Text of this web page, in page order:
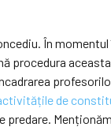
În momentul
procedura
de